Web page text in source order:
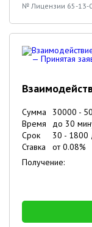
№ Лицензии 65-13-
Сумма 30000 -
Время
до 30
Срок
30 - 1800
Ставка
от0.08%
Получение: